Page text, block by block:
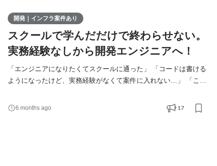
開発｜インフラ案件あり
スクールで学んだだけで終わらせない。
実務経験なしから開発エンジニアへ！
「エンジニアになりたくてスクールに通った」 「コードは書ける
ようになったけど、実務経験がなくて案件に入れない…」 「この
いるあなたへ。 スクールで学んだ力、ちゃんと“仕事”にしません
6 months ago 17